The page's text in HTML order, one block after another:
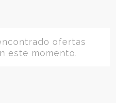
ofertas
este momento.